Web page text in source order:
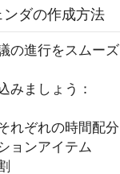
ダの作成方法
の進行をスムー
みましょう：
れぞれの時間配分
ョンアイテム